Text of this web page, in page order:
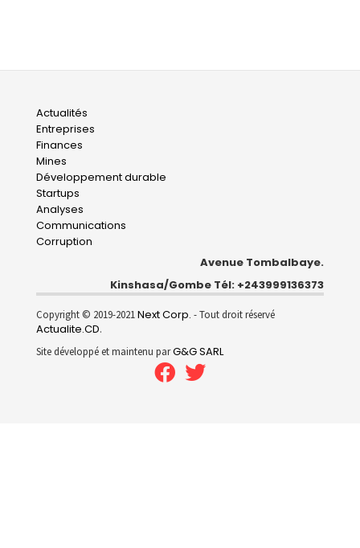
Main
navigation
Actualités
Entreprises
Finances
Mines
Développement durable
Startups
Analyses
Communications
Corruption
Avenue Tombalbaye.
Kinshasa/Gombe Tél: +243999136373
Copyright © 2019-2021Next Corp. - Tout droit réservé
Actualite.CD.
Site développé et maintenu parG&G SARL